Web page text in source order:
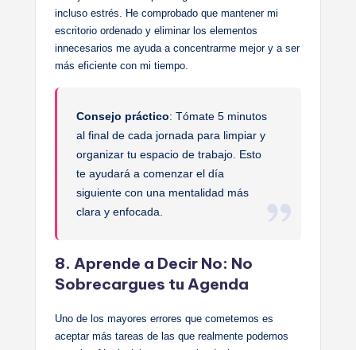
incluso estrés. He comprobado que mantener mi
escritorio ordenado y eliminar los elementos
innecesarios me ayuda a concentrarme mejor y a ser
más eficiente con mi tiempo.
Consejo práctico: Tómate 5 minutos
al final de cada jornada para limpiar y
organizar tu espacio de trabajo. Esto
te ayudará a comenzar el día
siguiente con una mentalidad más
clara y enfocada.
8. Aprende a Decir No: No
Sobrecargues tu Agenda
Uno de los mayores errores que cometemos es
aceptar más tareas de las que realmente podemos